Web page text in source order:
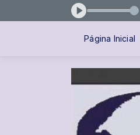
VOLTA MAIS TARDE
Página Inicial